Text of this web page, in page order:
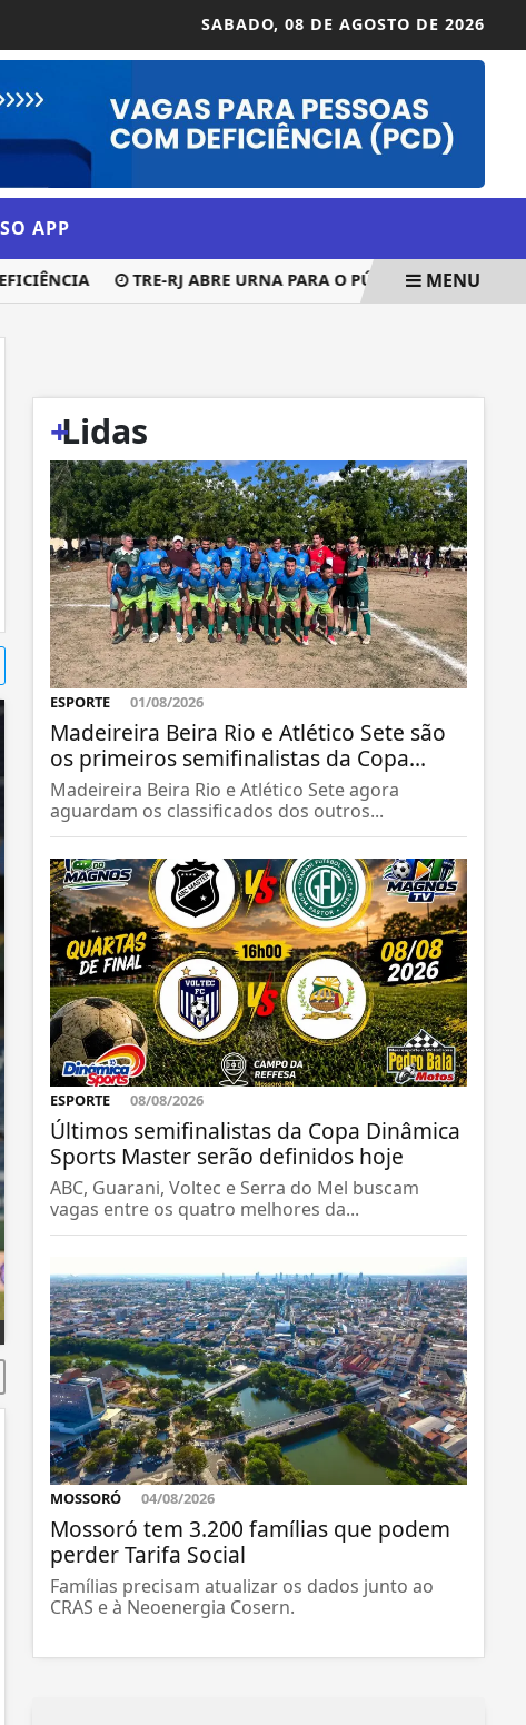
SABADO, 08 DE AGOSTO DE 2026
APP
TRE-RJ ABRE URNA PARA O PÚBLICO E DEFENDE
MENU
+
Lidas
ESPORTE 01/08/2026
Madeireira Beira Rio e Atlético Sete são
os primeiros semifinalistas da Copa...
Madeireira Beira Rio e Atlético Sete agora
aguardam os classificados dos outros...
ESPORTE 08/08/2026
Últimos semifinalistas da Copa Dinâmica
Sports Master serão definidos hoje
ABC, Guarani, Voltec e Serra do Mel buscam
vagas entre os quatro melhores da...
MOSSORÓ 04/08/2026
Mossoró tem 3.200 famílias que podem
perder Tarifa Social
Famílias precisam atualizar os dados junto ao
CRAS e à Neoenergia Cosern.